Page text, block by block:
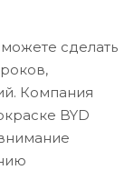
сделать
Компания
BYD